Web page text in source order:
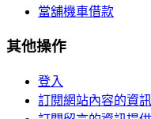
當舖機車借款
其他操作
登入
訂閱網站內容的資